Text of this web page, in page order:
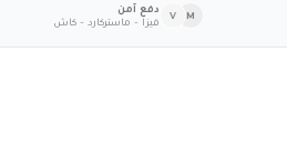
M
V
دفع آمن
فيزا - ماستركارد - كاش